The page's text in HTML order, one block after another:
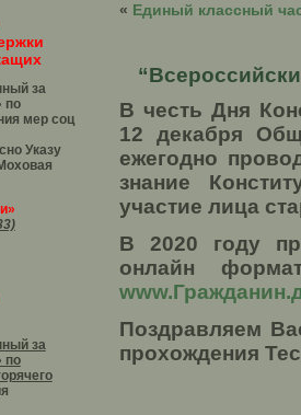
за
по
мер соц
Указу
за
по
« Единый классный
В честь Дня
12 декабря
ежегодно
знание
участие лица
В 2020 году
онлайн
Поздравляем
прохождения